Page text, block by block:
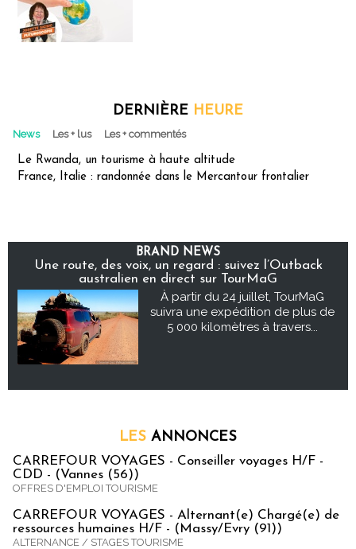
DERNIÈRE HEURE
News Les + lus Les + commentés
Le Rwanda, un tourisme à haute altitude
France, Italie : randonnée dans le Mercantour frontalier
BRAND NEWS
Une route, des voix, un regard : suivez l’Outback
australien en direct sur TourMaG
À partir du 24 juillet, TourMaG
suivra une expédition de plus de
5 000 kilomètres à travers...
LES ANNONCES
CARREFOUR VOYAGES - Conseiller voyages H/F -
CDD - (Vannes (56))
OFFRES D'EMPLOI TOURISME
CARREFOUR VOYAGES - Alternant(e) Chargé(e) de
ressources humaines H/F - (Massy/Evry (91))
ALTERNANCE / STAGES TOURISME